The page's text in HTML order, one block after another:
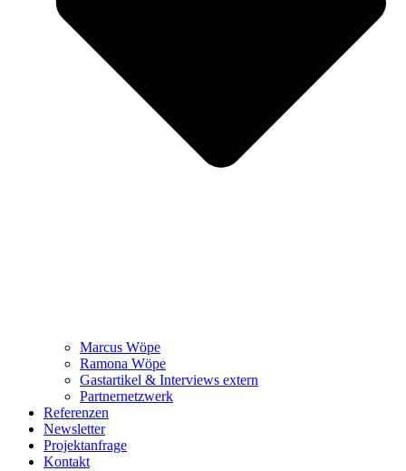
Marcus Wöpe
Ramona Wöpe
Gastartikel & Interviews extern
Partnernetzwerk
Referenzen
Newsletter
Projektanfrage
Kontakt